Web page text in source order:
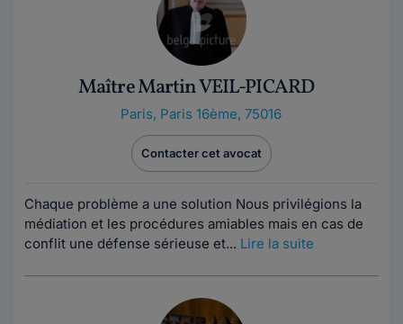
Maître Martin VEIL-PICARD
Paris, Paris 16ème, 75016
Contacter cet avocat
Chaque problème a une solution Nous privilégions la
médiation et les procédures amiables mais en cas de
conflit une défense sérieuse et... Lire la suite